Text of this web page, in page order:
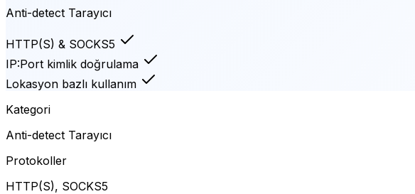
Anti-detect Tarayıcı
HTTP(S) & SOCKS5
IP:Port kimlik doğrulama
Lokasyon bazlı kullanım
Kategori
Anti-detect Tarayıcı
Protokoller
HTTP(S), SOCKS5